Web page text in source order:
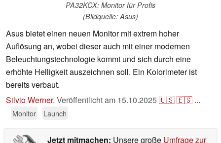
PA32KCX: Monitor für Profis
(Bildquelle: Asus)
Asus bietet einen neuen Monitor mit extrem hoher
Auflösung an, wobei dieser auch mit einer modernen
Beleuchtungstechnologie kommt und sich durch eine
erhöhte Helligkeit auszeichnen soll. Ein Kolorimeter ist
bereits verbaut.
Silvio Werner, Veröffentlicht am 15.10.2025🇺🇸🇪🇸 ...
Monitor Launch
Jetzt mitmachen: Unsere große Umfrage zur